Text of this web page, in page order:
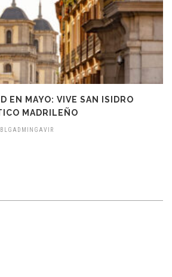
EN MAYO: VIVE SAN ISIDRO
MADRILEÑO
BLGADMINGAVIR